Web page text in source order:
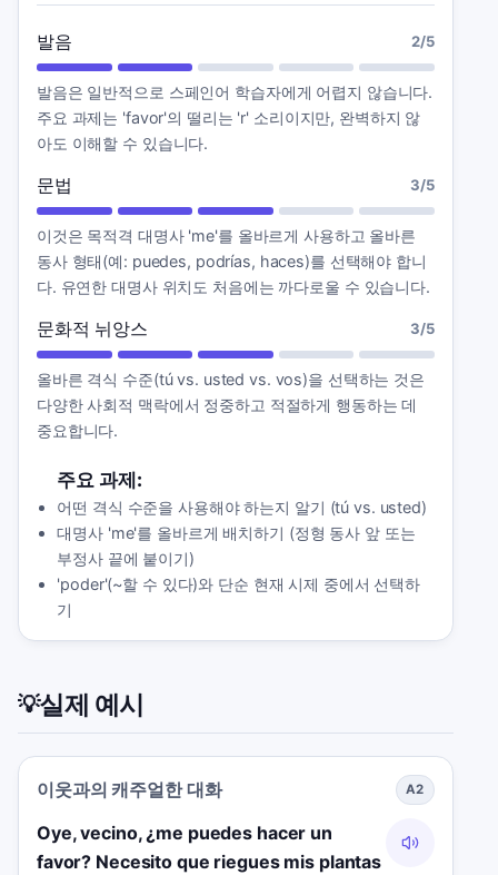
발음 2/5
발음은 일반적으로 스페인어 학습자에게 어렵지 않습니다.
주요 과제는 'favor'의 떨리는 'r' 소리이지만, 완벽하지 않
아도 이해할 수 있습니다.
문법 3/5
이것은 목적격 대명사 'me'를 올바르게 사용하고 올바른
동사 형태(예: puedes, podrías, haces)를 선택해야 합니
다. 유연한 대명사 위치도 처음에는 까다로울 수 있습니다.
문화적 뉘앙스 3/5
올바른 격식 수준(tú vs. usted vs. vos)을 선택하는 것은
다양한 사회적 맥락에서 정중하고 적절하게 행동하는 데
중요합니다.
주요 과제:
어떤 격식 수준을 사용해야 하는지 알기 (tú vs. usted)
대명사 'me'를 올바르게 배치하기 (정형 동사 앞 또는
부정사 끝에 붙이기)
'poder'(~할 수 있다)와 단순 현재 시제 중에서 선택하
기
💡실제 예시
이웃과의 캐주얼한 대화 A2
Oye, vecino, ¿me puedes hacer un
favor? Necesito que riegues mis plantas